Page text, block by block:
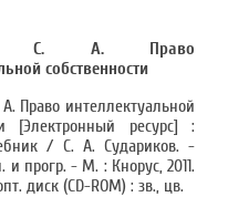
С. А. Право
собственности
Право интеллектуальной
[Электронный ресурс] :
/ С. А. Судариков. -
и прогр. - М. : Кнорус, 2011.
диск (CD-ROM) : зв., цв.